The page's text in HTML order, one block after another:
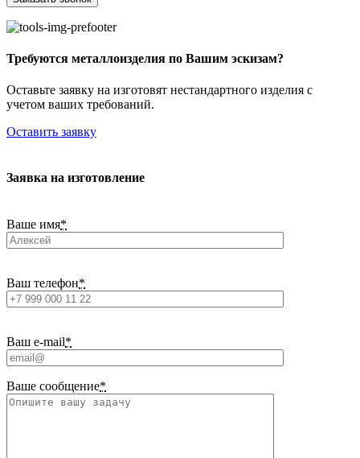
Требуются металлоизделия по Вашим эскизам?
Оставьте заявку на изготовят нестандартного изделия с
учетом ваших требований.
Оставить заявку
Заявка на изготовление
Ваше имя*
Ваш телефон*
Ваш e-mail*
Ваше сообщение*